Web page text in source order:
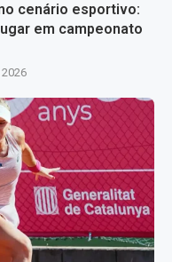
cenário esportivo:
em campeonato